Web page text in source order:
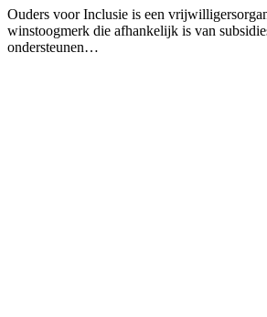
Ouders voor Inclusie is een
winstoogmerk die afhankelijk is van
ondersteunen…